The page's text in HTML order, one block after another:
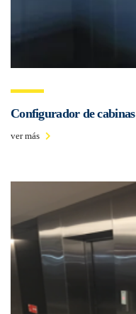
Configurador de cabinas
ver más